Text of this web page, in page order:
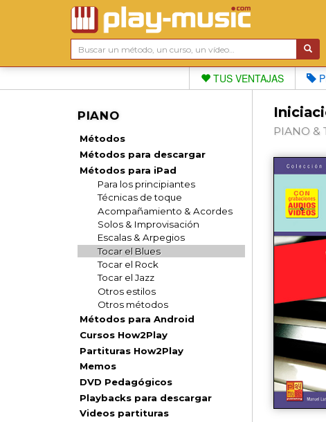
TUS VENTAJAS
PIANO
Métodos
Métodos para descargar
Métodos para iPad
Para los principiantes
Técnicas de toque
Acompañamiento & Acordes
Solos & Improvisación
Escalas & Arpegios
Tocar el Blues
Tocar el Rock
Tocar el Jazz
Otros estilos
Otros métodos
Métodos para Android
Cursos How2Play
Partituras How2Play
Memos
DVD Pedagógicos
Playbacks para descargar
Videos partituras
PIANO &